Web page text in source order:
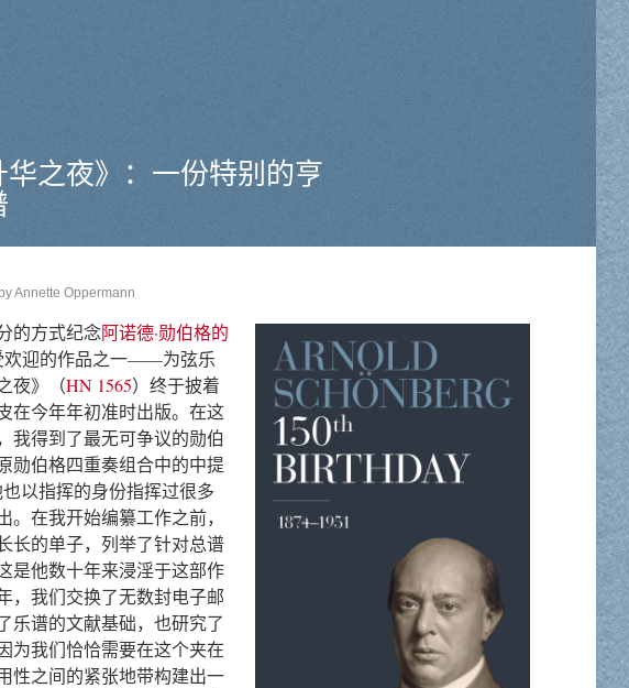
之夜》：一份特别的亨
Annette Oppermann
的方式纪念阿诺德·勋伯格的
欢迎的作品之一——为弦乐
夜》（HN 1565）终于披着
在今年年初准时出版。在这
我得到了最无可争议的勋伯
勋伯格四重奏组合中的中提
以指挥的身份指挥过很多
。在我开始编纂工作之前，
长的单子，列举了针对总谱
是他数十年来浸淫于这部作
，我们交换了无数封电子邮
乐谱的文献基础，也研究了
我们恰恰需要在这个夹在
性之间的紧张地带构建出一